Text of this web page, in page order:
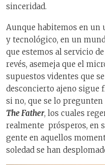
sinceridad.
Aunque habitemos en
y tecnológico, en un
que estemos al servicio
revés, asemeja que el
supuestos videntes que
desconcierto ajeno sigue
si no, que se lo
The Father, los cuales
realmente prósperos, en
gente en aquellos
soledad se han